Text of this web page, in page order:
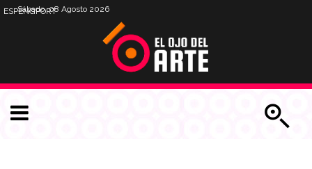
Sábado, 08 Agosto 2026
ESPENGPORT